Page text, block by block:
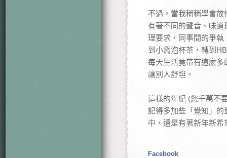
不過，當我稍稍學會
有著不同的聲音、味
理要求，同事間的爭
到小窩泡杯茶，轉到
每天生活竟帶有這麼
讓別人舒坦。
這樣的年紀 (您千萬不
記得多加些「覺知」
中，還是有著新年新
Facebook